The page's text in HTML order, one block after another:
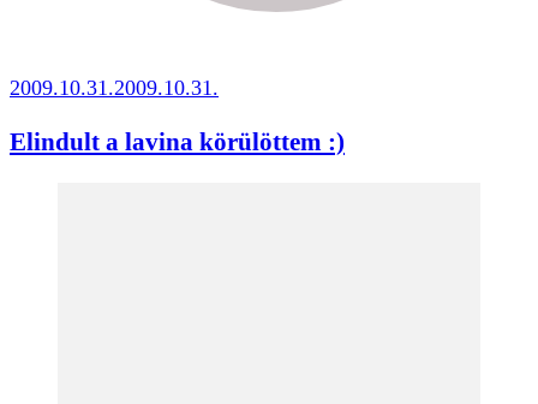
2009.10.31.2009.10.31.
Elindult a lavina körülöttem :)